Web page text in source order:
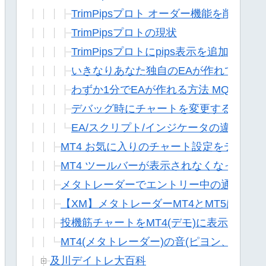
TrimPipsプロト オーダー機能を削除する
TrimPipsプロトの現状
TrimPipsプロトにpips表示を追加する
いきなりあなた独自のEAが作れてしま
わずか1分でEAが作れる方法 MQL4基礎
デバッグ時にチャートを変更する方法
EA/スクリプト/インジケータの違い
MT4 お気に入りのチャート設定をデフォ
MT4 ツールバーが表示されなくなった場
メタトレーダーでエントリー中の通貨を
【XM】メタトレーダーMT4とMT5はどっ
投機筋チャートをMT4(デモ)に表示させる
MT4(メタトレーダー)の音(ピヨン、ブー)
及川デイトレ大百科